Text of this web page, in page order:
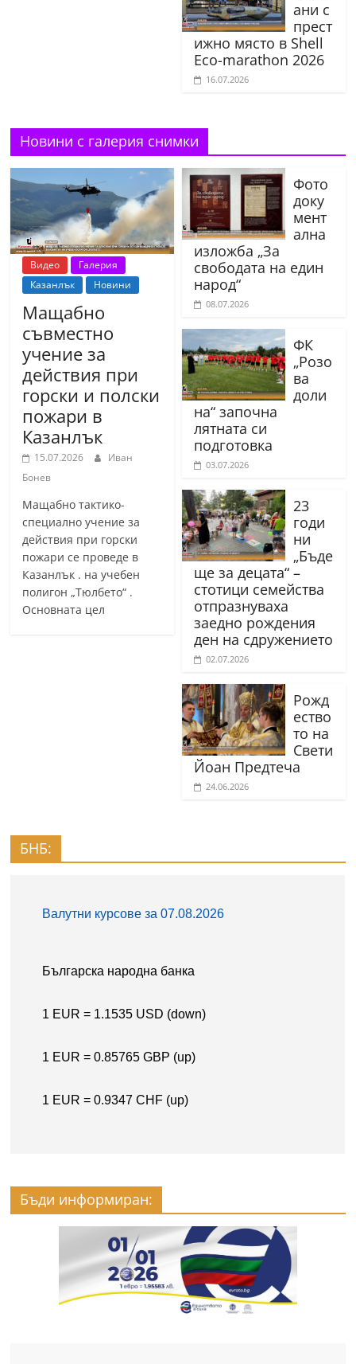
ани с
прест
ижно място в Shell
Eco-marathon 2026
16.07.2026
Новини с галерия снимки
Видео
Галерия
Казанлък
Новини
Мащабно
съвместно
учение за
действия при
горски и полски
пожари в
Казанлък
15.07.2026
Иван
Бонев
Мащабно тактико-
специално учение за
действия при горски
пожари се проведе в
Казанлък . на учебен
полигон „Тюлбето“ .
Основната цел
Фото
доку
мент
ална
изложба „За
свободата на един
народ“
08.07.2026
ФК
„Розо
ва
доли
на“ започна
лятната си
подготовка
03.07.2026
23
годи
ни
„Бъде
ще за децата“ –
стотици семейства
отпразнуваха
заедно рождения
ден на сдружението
02.07.2026
Рожд
ество
то на
Свети
Йоан Предтеча
24.06.2026
БНБ:
Бъди информиран: